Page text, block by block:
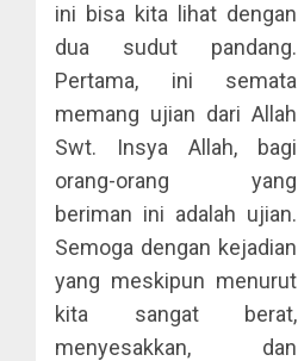
ini bisa kita lihat dengan
dua sudut pandang.
Pertama, ini semata
memang ujian dari Allah
Swt. Insya Allah, bagi
orang-orang yang
beriman ini adalah ujian.
Semoga dengan kejadian
yang meskipun menurut
kita sangat berat,
menyesakkan, dan